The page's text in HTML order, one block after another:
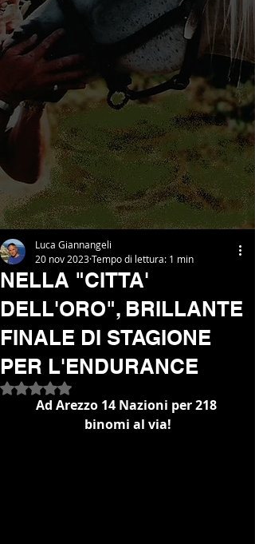
NELLA "CITTA'
DELL'ORO", BRILLANTE
FINALE DI STAGIONE
PER L'ENDURANCE
Luca Giannangeli
20 nov 2023Tempo di lettura: 1 min
Valutazione NaN stelle su 5.
Ad Arezzo 14 Nazioni per 218
binomi al via!